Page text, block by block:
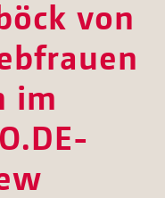
von
im